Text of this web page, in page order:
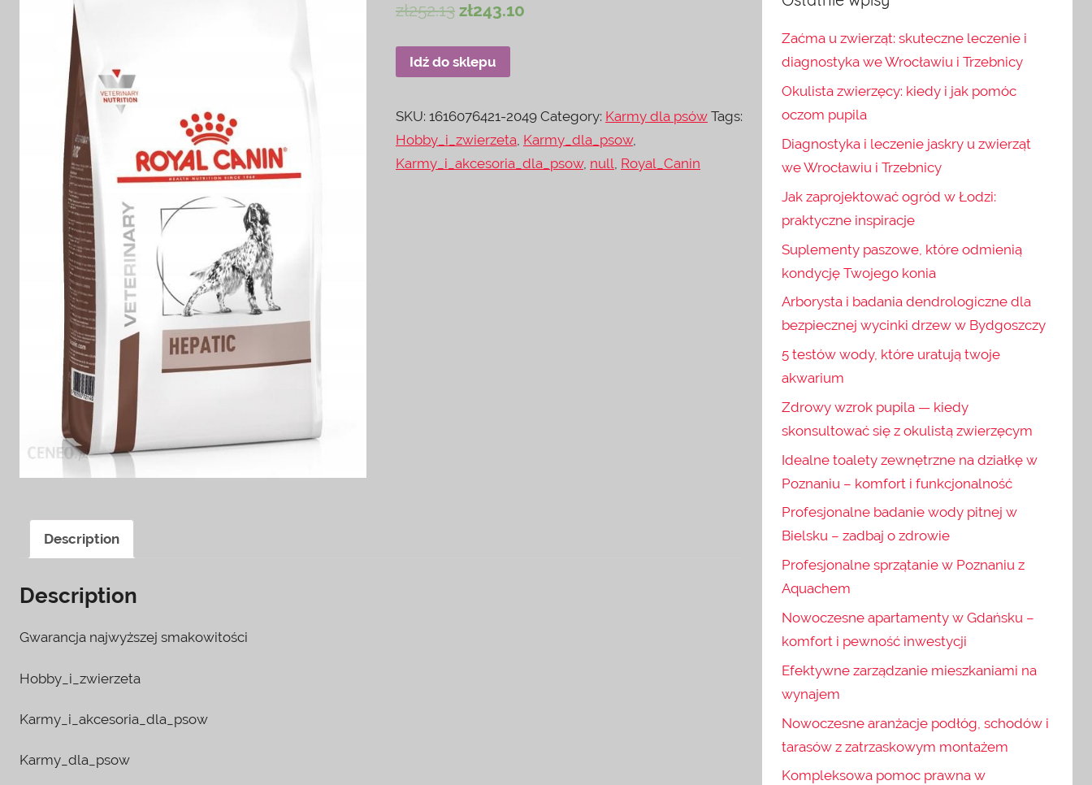
zł252.13 zł243.10
Idź do sklepu
SKU:1616076421-2049 Category: Karmy dla psów Tags:
Hobby_i_zwierzeta, Karmy_dla_psow,
Karmy_i_akcesoria_dla_psow, null, Royal_Canin
Description
Description
Gwarancja najwyższej smakowitości
Hobby_i_zwierzeta
Karmy_i_akcesoria_dla_psow
Karmy_dla_psow
Zaćma u zwierząt: skuteczne leczenie i
diagnostyka we Wrocławiu i Trzebnicy
Okulista zwierzęcy: kiedy i jak pomóc
oczom pupila
Diagnostyka i leczenie jaskry u zwierząt
we Wrocławiu i Trzebnicy
Jak zaprojektować ogród w Łodzi:
praktyczne inspiracje
Suplementy paszowe, które odmienią
kondycję Twojego konia
Arborysta i badania dendrologiczne dla
bezpiecznej wycinki drzew w Bydgoszczy
5 testów wody, które uratują twoje
akwarium
Zdrowy wzrok pupila — kiedy
skonsultować się z okulistą zwierzęcym
Idealne toalety zewnętrzne na działkę w
Poznaniu – komfort i funkcjonalność
Profesjonalne badanie wody pitnej w
Bielsku – zadbaj o zdrowie
Profesjonalne sprzątanie w Poznaniu z
Aquachem
Nowoczesne apartamenty w Gdańsku –
komfort i pewność inwestycji
Efektywne zarządzanie mieszkaniami na
wynajem
Nowoczesne aranżacje podłóg, schodów i
tarasów z zatrzaskowym montażem
Kompleksowa pomoc prawna w